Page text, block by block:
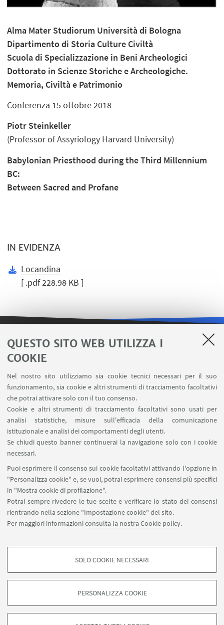
QUESTO SITO WEB UTILIZZA I
COOKIE
Nel nostro sito utilizziamo sia cookie tecnici necessari per il suo
funzionamento, sia cookie e altri strumenti di tracciamento facoltativi
che potrai attivare solo con il tuo consenso.
Cookie e altri strumenti di tracciamento facoltativi sono usati per
analisi statistiche, misure sull'efficacia della comunicazione
istituzionale e analisi dei comportamenti degli utenti.
Se chiudi questo banner continuerai la navigazione solo con i cookie
necessari.
Puoi esprimere il consenso sui cookie facoltativi attivando l'opzione in
"Personalizza cookie" e, se vuoi, potrai esprimere consensi più specifici
in "Mostra cookie di profilazione".
Potrai sempre rivedere le tue scelte e verificare lo stato dei consensi
rientrando nella sezione "Impostazione cookie" del sito.
Per maggiori informazioniconsulta la nostra Cookie policy.
COOKIE DI PROFILAZIONE - FACOLTATIVI
degli utenti, creare profili in base al loro comportamento sul sito, per analisi
di marketing.
SOLO COOKIE NECESSARI
PERSONALIZZA COOKIE
Alma Mater Studiorum Università di Bologna
Dipartimento di Storia Culture Civiltà
Scuola di Specializzazione in Beni Archeologici
Dottorato in Scienze Storiche e Archeologiche.
Memoria, Civiltà e Patrimonio
Conferenza 15 ottobre 2018
Piotr Steinkeller
(Professor of Assyriology Harvard University)
Babylonian Priesthood during the Third Millennium
BC:
Between Sacred and Profane
IN EVIDENZA
Locandina
[ .pdf 228.98 KB ]
LINK UTILI
Contatti
Carta dei servizi
SEGUI IL DIPARTIMENTO SU:
SEGUI UNIBO SU:
APP:
©Copyright 2026 - ALMA MATER STUDIORUM - Università di
Bologna - Via Zamboni, 33 - 40126 Bologna - PI: 01131710376 - CF:
80007010376
Privacy
Note legali
Informazioni sul sito e accessibilità